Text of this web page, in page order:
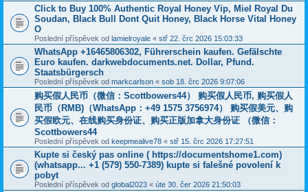
Click to Buy 100% Authentic Royal Honey Vip, Miel Royal Du
Soudan, Black Bull Dont Quit Honey, Black Horse Vital Honey
O
Poslední příspěvek od lamielroyale « stř 22. črc 2026 15:03:33
WhatsApp +16465806302, Führerschein kaufen. Gefälschte
Euro kaufen. darkwebdocuments.net. Dollar, Pfund.
Staatsbürgersch
Poslední příspěvek od markcarlson « sob 18. črc 2026 9:07:06
购买假人民币（微信：Scottbowers44） 购买假人民币, 购买假人
民币（RMB)（WhatsApp：+49 1575 3756974） 购买假美元、购
买假欧元、在线购买身份证、购买正版加拿大身份证 （微信：
Scottbowers44
Poslední příspěvek od keepmealive78 « stř 15. črc 2026 17:27:51
Kupte si český pas online ( https://documentshome1.com)
(whatsapp... +1 (579) 550-7389) kupte si falešné povolení k
pobyt
Poslední příspěvek od global2023 « úte 30. čer 2026 21:50:03